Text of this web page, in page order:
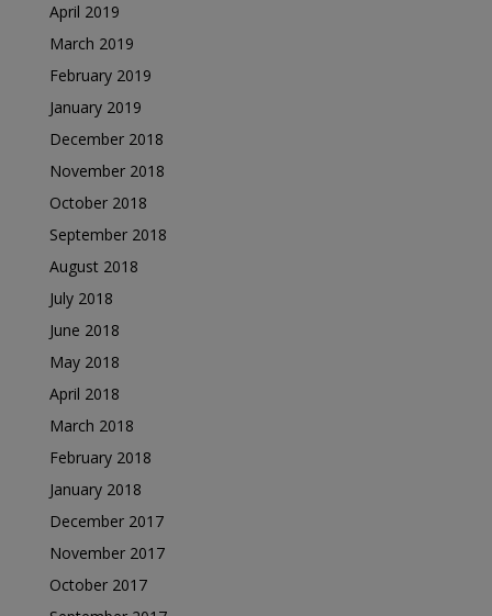
April 2019
March 2019
February 2019
January 2019
December 2018
November 2018
October 2018
September 2018
August 2018
July 2018
June 2018
May 2018
April 2018
March 2018
February 2018
January 2018
December 2017
November 2017
October 2017